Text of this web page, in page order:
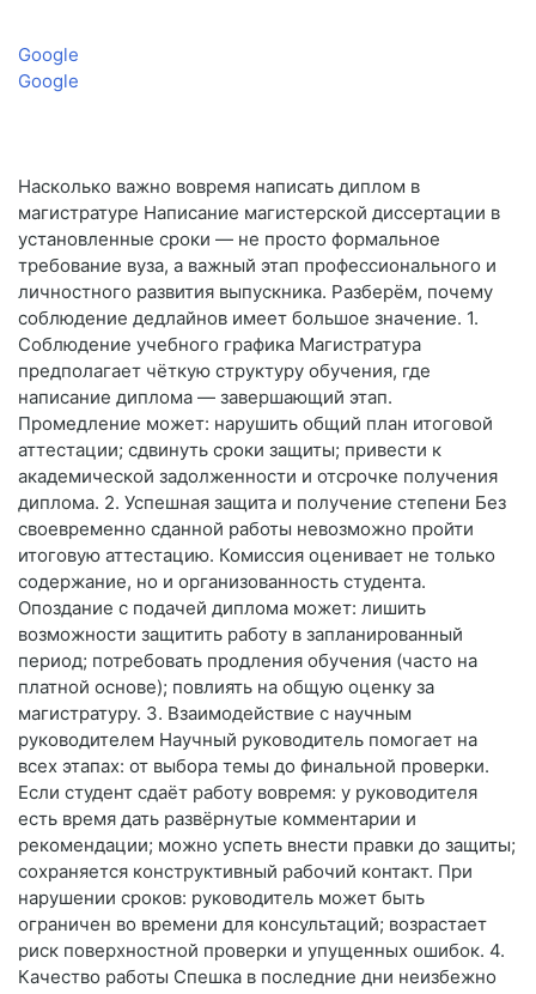
Google
Google
Насколько важно вовремя написать диплом в
магистратуре Написание магистерской диссертации в
установленные сроки — не просто формальное
требование вуза, а важный этап профессионального и
личностного развития выпускника. Разберём, почему
соблюдение дедлайнов имеет большое значение. 1.
Соблюдение учебного графика Магистратура
предполагает чёткую структуру обучения, где
написание диплома — завершающий этап.
Промедление может: нарушить общий план итоговой
аттестации; сдвинуть сроки защиты; привести к
академической задолженности и отсрочке получения
диплома. 2. Успешная защита и получение степени Без
своевременно сданной работы невозможно пройти
итоговую аттестацию. Комиссия оценивает не только
содержание, но и организованность студента.
Опоздание с подачей диплома может: лишить
возможности защитить работу в запланированный
период; потребовать продления обучения (часто на
платной основе); повлиять на общую оценку за
магистратуру. 3. Взаимодействие с научным
руководителем Научный руководитель помогает на
всех этапах: от выбора темы до финальной проверки.
Если студент сдаёт работу вовремя: у руководителя
есть время дать развёрнутые комментарии и
рекомендации; можно успеть внести правки до защиты;
сохраняется конструктивный рабочий контакт. При
нарушении сроков: руководитель может быть
ограничен во времени для консультаций; возрастает
риск поверхностной проверки и упущенных ошибок. 4.
Качество работы Спешка в последние дни неизбежно